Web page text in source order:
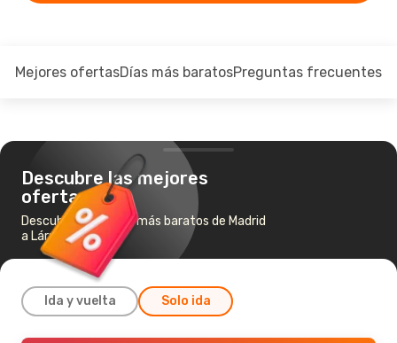
Mejores ofertasDías más baratosPreguntas frecuentes
Descubre las mejores
ofertas
Descubre los vuelos más baratos de Madrid
a Lárnaca
Ida y vuelta Solo ida